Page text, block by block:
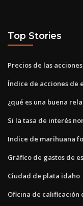
Top Stories
Precios de las
Índice de acciones de
¿qué es una buena
Si la tasa de interés
Indice de marihuana
Gráfico de gastos de
Ciudad de plata idaho
Oficina de calificación